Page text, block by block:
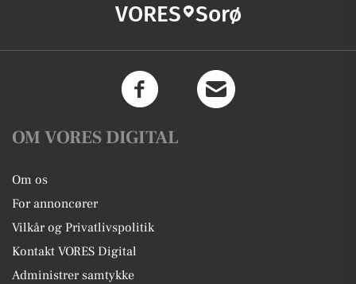
VORES Sorø
OM VORES DIGITAL
Om os
For annoncører
Vilkår og Privatlivspolitik
Kontakt VORES Digital
Administrer samtykke